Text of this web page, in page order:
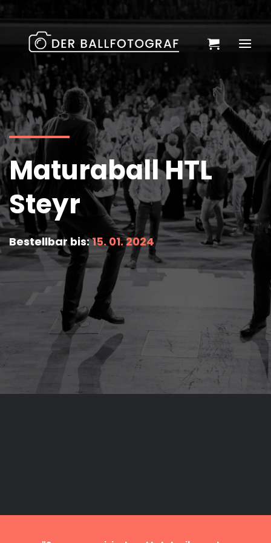
Zum
Inhalt
springen
Maturaball HTL
Steyr
Bestellbar bis:15. 01. 2024